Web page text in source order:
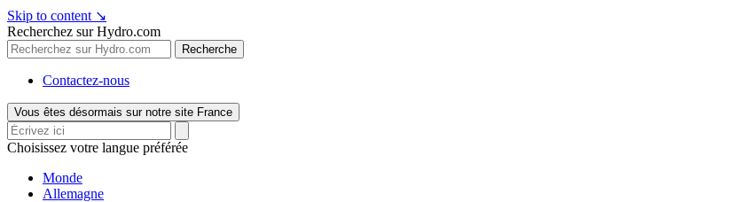
Skip to content ↘
Recherchez sur Hydro.com
Recherche
Contactez-nous
Vous êtes désormais sur notre site France
Choisissez votre langue préférée
Monde
Allemagne